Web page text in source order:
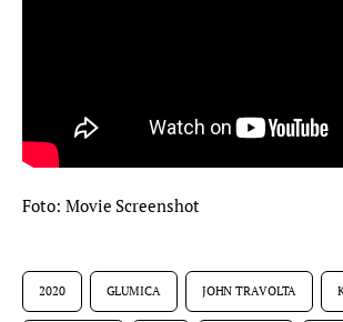
Foto: Movie Screenshot
2020 GLUMICA JOHN TRAVOLTA